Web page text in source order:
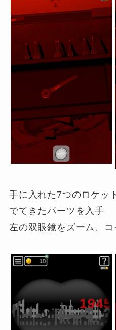
手に入れた7つのロケッ
でてきたパーツを入手
左の双眼鏡をズーム、コ